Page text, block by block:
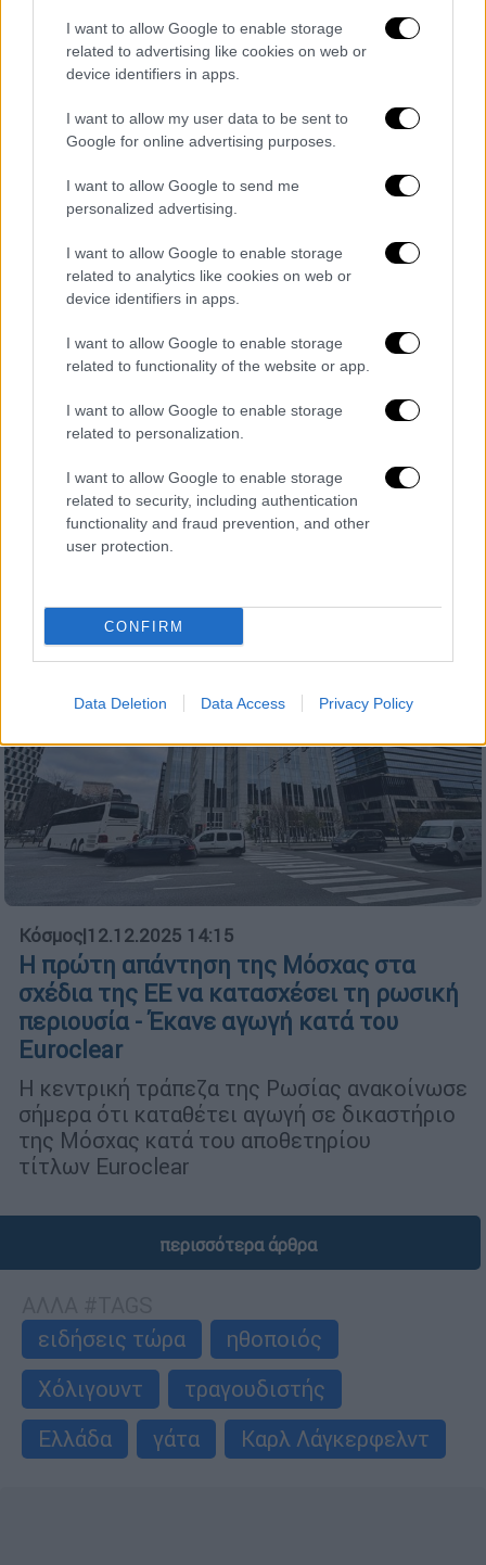
I want to allow Google to enable storage
related to advertising like cookies on web or
device identifiers in apps.
I want to allow my user data to be sent to
Google for online advertising purposes.
I want to allow Google to send me
personalized advertising.
I want to allow Google to enable storage
related to analytics like cookies on web or
device identifiers in apps.
I want to allow Google to enable storage
related to functionality of the website or app.
I want to allow Google to enable storage
related to personalization.
I want to allow Google to enable storage
related to security, including authentication
functionality and fraud prevention, and other
user protection.
CONFIRM
Data Deletion Data Access Privacy Policy
Lifestyle 07.01.2026 17:21
Οριστικό διαζύγιο για τη Νικόλ Κίντμαν
περιουσία των 282 εκατ. δολαρίων
προβλέπει ότι η βραβευμένη ηθοποιός θα
περνά το μεγαλύτερο μέρος του χρόνου με
τις δύο κόρες τους
Κόσμος|12.12.2025 14:15
Η πρώτη απάντηση της Μόσχας στα
σχέδια της ΕΕ να κατασχέσει τη ρωσική
περιουσία - Έκανε αγωγή κατά του
Euroclear
Η κεντρική τράπεζα της Ρωσίας ανακοίνωσε
σήμερα ότι καταθέτει αγωγή σε δικαστήριο
της Μόσχας κατά του αποθετηρίου
τίτλων Euroclear
περισσότερα άρθρα
ειδήσεις τώρα
ηθοποιός
Χόλιγουντ
τραγουδιστής
Ελλάδα
γάτα Καρλ Λάγκερφελντ